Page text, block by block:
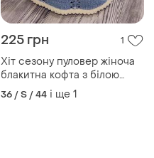
225 грн 1
Хіт сезону пуловер жіноча
блакитна кофта з білою
окантовкою р. 44-46
36 / S / 44 і ще 1